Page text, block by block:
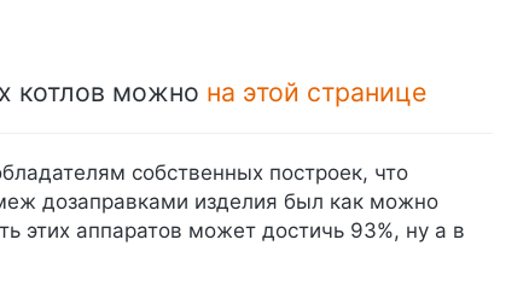
котлов можно на этой странице
собственных построек, что
дозаправками изделия был как можно
этих аппаратов может достичь 93%, ну а в